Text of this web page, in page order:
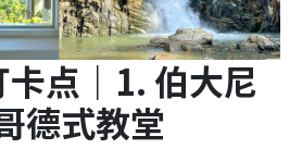
点｜1. 伯大尼
德式教堂